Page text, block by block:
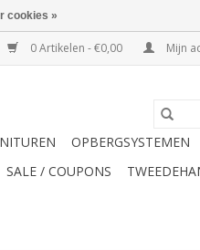
0 Artikelen - €0,00 Mijn
OPBERGSYSTEMEN
SALE / COUPONS
cookies »